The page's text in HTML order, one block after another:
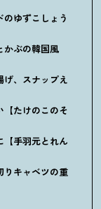
のゆずこしょう
かぶの韓国風
げ、スナップえ
【たけのこのそ
【手羽元とれん
りキャベツの重